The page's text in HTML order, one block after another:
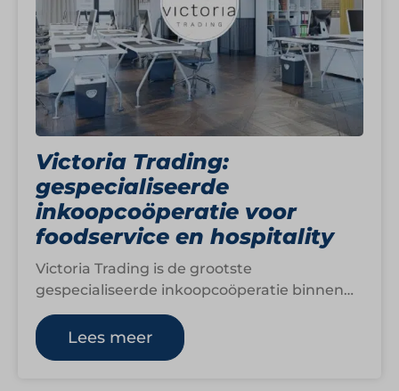
Victoria Trading:
gespecialiseerde
inkoopcoöperatie voor
foodservice en hospitality
Victoria Trading is de grootste
gespecialiseerde inkoopcoöperatie binnen
foodservice en hospitality in Nederland. De
coöperatie vertegenwoordigt de belangen
van acht…
Lees meer